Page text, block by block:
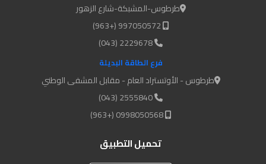
طرطوس-المشبكة-شارع الزهور
2229678 (043)
فرع الطاقة البديلة
طرطوس - الأوتستراد العام - مقابل المشفى الوطني
2555840 (043)
تحميل التطبيق